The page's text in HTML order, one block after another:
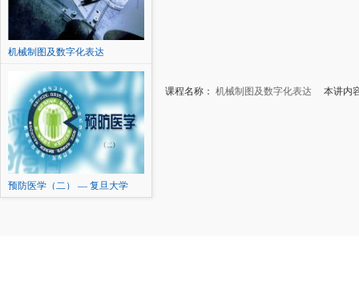
机械制图及数字化表达
预防医学（二） — 复旦大学
课程名称： 机械制图及数字化表达 本讲内